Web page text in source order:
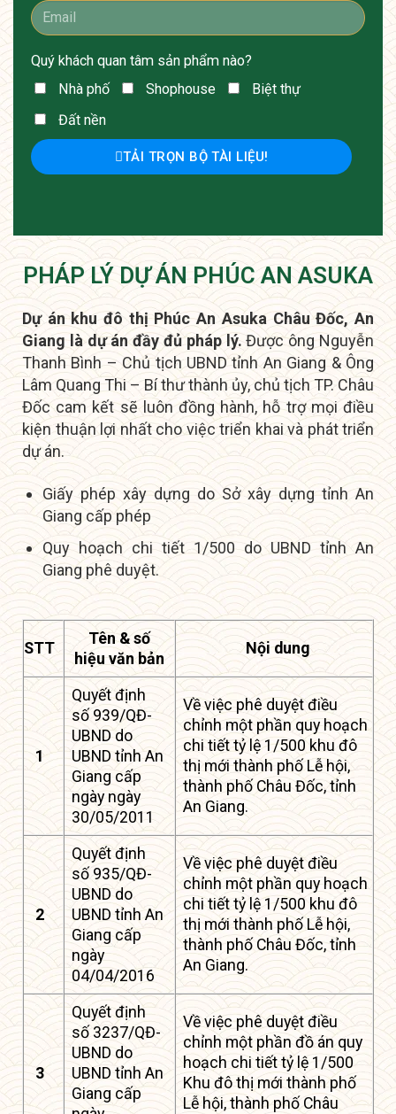
Quý khách quan tâm sản phẩm nào?
Nhà phố
Shophouse
Biệt thự
Đất nền
TẢI TRỌN BỘ TÀI LIỆU!
PHÁP LÝ DỰ ÁN PHÚC AN ASUKA
Dự án khu đô thị Phúc An Asuka Châu Đốc, An
Giang là dự án đầy đủ pháp lý.Được ông Nguyễn
Thanh Bình – Chủ tịch UBND tỉnh An Giang & Ông
Lâm Quang Thi – Bí thư thành ủy, chủ tịch TP. Châu
Đốc cam kết sẽ luôn đồng hành, hỗ trợ mọi điều
kiện thuận lợi nhất cho việc triển khai và phát triển
dự án.
Giấy phép xây dựng do Sở xây dựng tỉnh An
Giang cấp phép
Quy hoạch chi tiết 1/500 do UBND tỉnh An
Giang phê duyệt.
STT
Tên & số
hiệu văn bản
Nội dung
1
Quyết định
số 939/QĐ-
UBND do
UBND tỉnh An
Giang cấp
ngày ngày
30/05/2011
Về việc phê duyệt điều
chỉnh một phần quy hoạch
chi tiết tỷ lệ 1/500 khu đô
thị mới thành phố Lễ hội,
thành phố Châu Đốc, tỉnh
An Giang.
2
Quyết định
số 935/QĐ-
UBND do
UBND tỉnh An
Giang cấp
ngày
04/04/2016
Về việc phê duyệt điều
chỉnh một phần quy hoạch
chi tiết tỷ lệ 1/500 khu đô
thị mới thành phố Lễ hội,
thành phố Châu Đốc, tỉnh
An Giang.
3
Quyết định
số 3237/QĐ-
UBND do
UBND tỉnh An
Giang cấp
Về việc phê duyệt điều
chỉnh một phần đồ án quy
hoạch chi tiết tỷ lệ 1/500
Khu đô thị mới thành phố
Lễ hội, thành phố Châu